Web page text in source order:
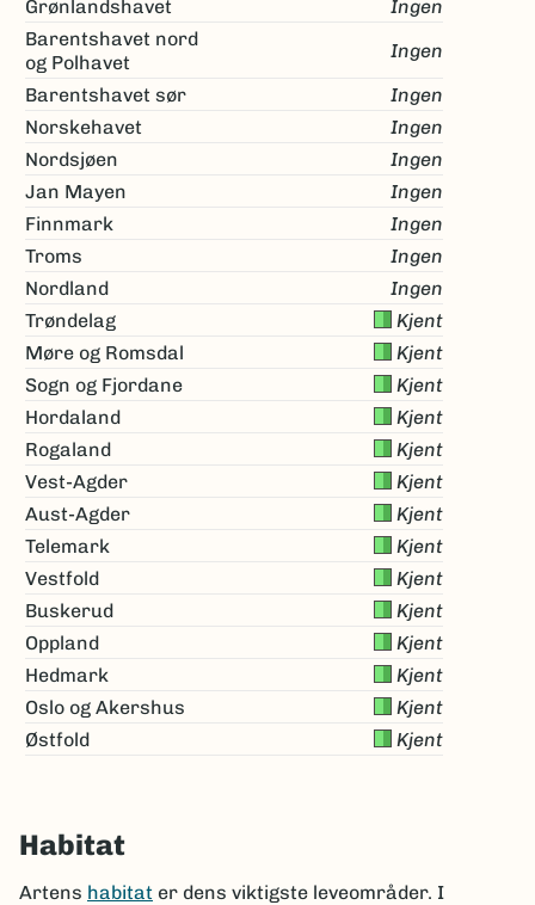
Grønlandshavet
Ingen
Barentshavet nord
og Polhavet
Ingen
Barentshavet sør
Ingen
Norskehavet
Ingen
Nordsjøen
Ingen
Jan Mayen
Ingen
Finnmark
Ingen
Troms
Ingen
Nordland
Ingen
Trøndelag
Kjent
Møre og Romsdal
Kjent
Sogn og Fjordane
Kjent
Hordaland
Kjent
Rogaland
Kjent
Vest-Agder
Kjent
Aust-Agder
Kjent
Telemark
Kjent
Vestfold
Kjent
Buskerud
Kjent
Oppland
Kjent
Hedmark
Kjent
Oslo og Akershus
Kjent
Østfold
Kjent
Habitat
Artens habitat er dens viktigste leveområder. I